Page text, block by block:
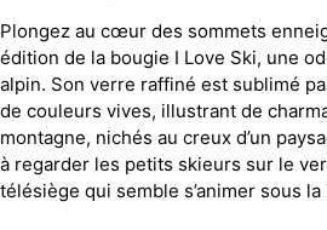
Plongez au cœur des sommets
édition de la bougie I Love Ski, une
alpin. Son verre raffiné est sublimé
de couleurs vives, illustrant de
montagne, nichés au creux d’un
à regarder les petits skieurs sur le
télésiège qui semble s’animer sous